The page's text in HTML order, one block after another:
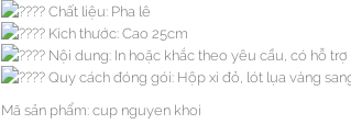
Chất liệu: Pha lê
Kích thước: Cao 25cm
Nội dung: In hoặc khắc theo yêu cầu, có hỗ
Quy cách đóng gói: Hộp xi đỏ, lót lụa vàng
Mã sản phẩm: cup nguyen khoi